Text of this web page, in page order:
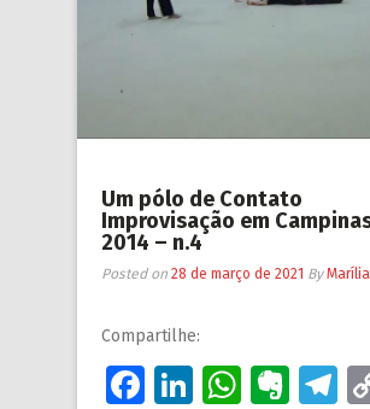
Um pólo de Contato
Improvisação em
2014 – n.4
Posted on 28 de março de 2021 By
Compartilhe:
Facebook
LinkedIn